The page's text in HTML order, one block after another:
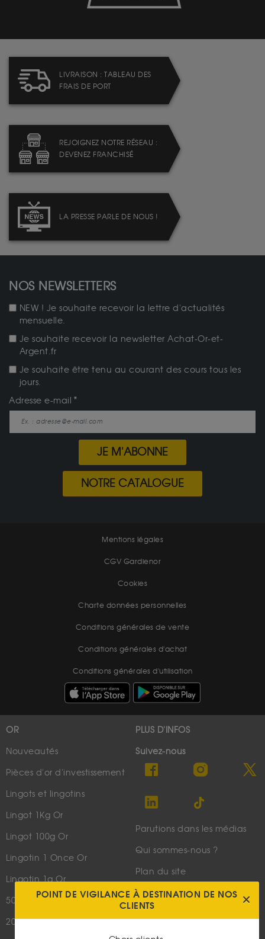
LIVRAISON : TABLEAU DES
FRAIS DE PORT
REJOIGNEZ NOTRE RÉSEAU :
DEVENEZ FRANCHISÉ
LA PRESSE PARLE DE NOUS !
NOS NEWSLETTERS
NEW ! Je souhaite recevoir la lettre d'actualités
mensuelle.
Je souhaite recevoir la newsletter Achat-Or-et-
Argent.fr
Je souhaite être tenu au courant des cours tous les
jours.
Adresse e-mail
JE M'ABONNE
NOTRE CATALOGUE
Mentions légales
CGV Gardienor
Cookies
Charte données personnelles
Conditions générales de vente
Conditions générales d'achat
Conditions générales d'utilisation
OR
Nouveautés
Pièces d'or d'investissement
Lingots et lingotins
Lingot 1Kg Or
Lingot 100g Or
Lingotin 1 Once Or
Lingotin 1g Or
50 Pesos Or
20 Francs Napoléon
PLUS D'INFOS
Suivez-nous
Parutions dans les médias
Qui sommes-nous ?
Plan du site
Nous contacter
POINT DE VIGILANCE À DESTINATION DE NOS
CLIENTS